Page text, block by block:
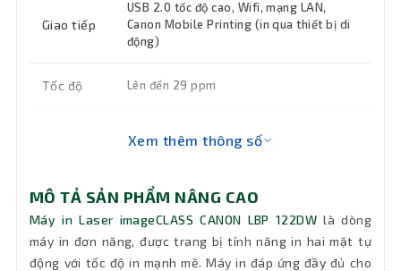
Giao tiếp
USB 2.0 tốc độ cao, Wifi, mạng LAN,
Canon Mobile Printing (in qua thiết bị di
động)
Tốc độ Lên đến 29 ppm
256 MB
Hệ điều
hành hỗ
trợ
Windows,Mac OS 10.6.x - 10.9, Linux,
Citrix (phiên bản FR2 về sau)
Xem thêm thông số
MÔ TẢ SẢN PHẨM NÂNG CAO
Máy in Laser imageCLASS CANON LBP 122DW là dòng
máy in đơn năng, được trang bị tính năng in hai mặt tự
động với tốc độ in mạnh mẽ. Máy in đáp ứng đầy đủ cho